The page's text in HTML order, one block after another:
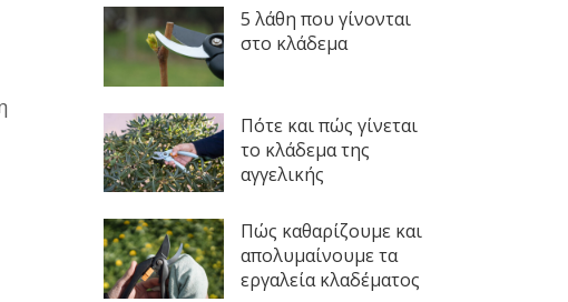
5 λάθη που γίνονται
στο κλάδεμα
Πότε και πώς γίνεται
το κλάδεμα της
αγγελικής
Πώς καθαρίζουμε και
απολυμαίνουμε τα
εργαλεία κλαδέματος